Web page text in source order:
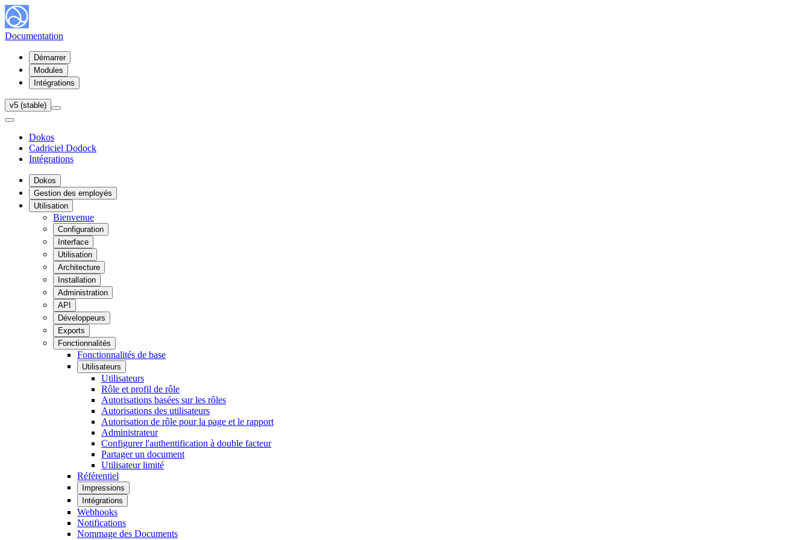
Documentation
Démarrer
Modules
Intégrations
v5 (stable)
Dokos
Cadriciel Dodock
Intégrations
Dokos
Gestion des employés
Utilisation
Bienvenue
Configuration
Interface
Utilisation
Architecture
Installation
Administration
API
Développeurs
Exports
Fonctionnalités
Fonctionnalités de base
Utilisateurs
Utilisateurs
Rôle et profil de rôle
Autorisations basées sur les rôles
Autorisations des utilisateurs
Autorisation de rôle pour la page et le rapport
Administrateur
Configurer l'authentification à double facteur
Partager un document
Utilisateur limité
Référentiel
Impressions
Intégrations
Webhooks
Notifications
Nommage des Documents